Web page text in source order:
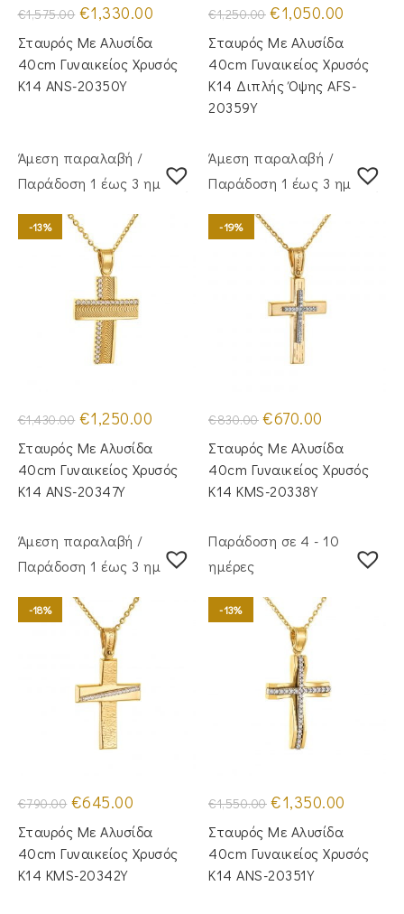
€1,575.00 Original
price
was:
€1,575.00.
€1,330.00
€1,330.00.
Σταυρός Mε Aλυσίδα
40cm Γυναικείος Χρυσός
Κ14 ANS-20350Y
€1,250.00 Original
price
was:
€1,250.00.
€1,050.00
είναι:
€1,050.00.
Σταυρός Με Αλυσίδα
40cm Γυναικείος Χρυσός
Κ14 Διπλής Όψης AFS-
20359Y
Άμεση παραλαβή /
Παράδoση 1 έως 3 ημέρες
-13%
€1,430.00 Original
price
was:
€1,430.00.
€1,250.00
είναι:
€1,250.00.
Σταυρός Mε Aλυσίδα
40cm Γυναικείος Χρυσός
Κ14 ANS-20347Y
Άμεση παραλαβή /
Παράδoση 1 έως 3 ημέρες
-19%
€830.00 Original
price
was:
€830.00.
€670.00
τιμή
είναι:
€670.00.
Σταυρός Με Αλυσίδα
40cm Γυναικείος Χρυσός
Κ14 KMS-20338Y
Άμεση παραλαβή /
Παράδoση 1 έως 3 ημέρες
-18%
€790.00 Original
price
was:
€790.00.
€645.00
τιμή
είναι:
€645.00.
Σταυρός Με Αλυσίδα
40cm Γυναικείος Χρυσός
Κ14 KMS-20342Y
Παράδοση σε 4 - 10
ημέρες
-13%
€1,550.00 Original
price
was:
€1,550.00.
€1,350.00
€1,350.00.
Σταυρός Με Αλυσίδα
40cm Γυναικείος Χρυσός
Κ14 ANS-20351Y